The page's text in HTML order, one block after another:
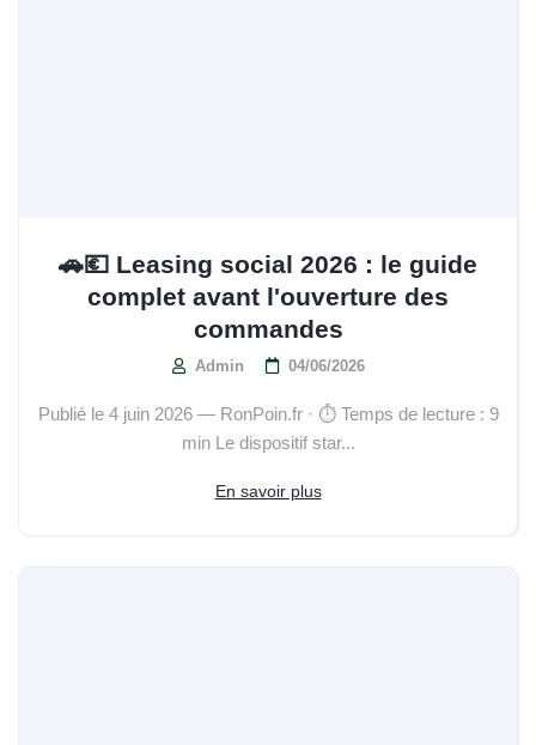
🚗💶 Leasing social 2026 : le guide
complet avant l'ouverture des
commandes
Admin 04/06/2026
Publié le 4 juin 2026 — RonPoin.fr · ⏱️ Temps de lecture : 9
min Le dispositif star...
En savoir plus